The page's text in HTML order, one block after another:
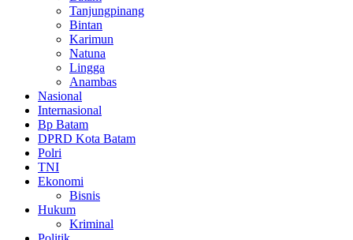
Tanjungpinang
Bintan
Karimun
Natuna
Lingga
Anambas
Nasional
Internasional
Bp Batam
DPRD Kota Batam
Polri
TNI
Ekonomi
Bisnis
Hukum
Kriminal